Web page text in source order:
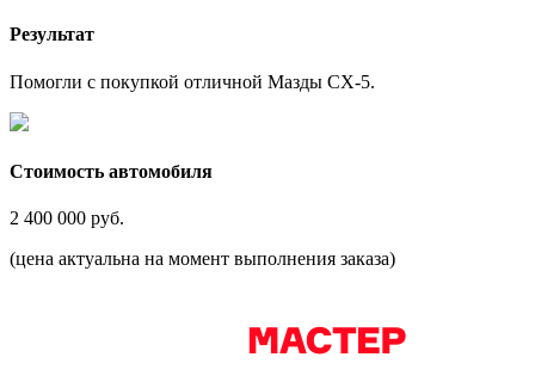
Результат
Помогли с покупкой отличной Мазды CX-5.
Стоимость автомобиля
2 400 000 руб.
(цена актуальна на момент выполнения заказа)